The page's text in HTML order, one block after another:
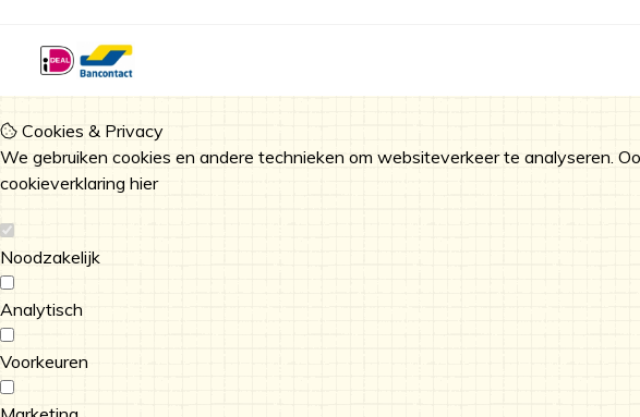
Cookies & Privacy
We gebruiken cookies en andere technieken om websiteverkeer te analyseren.
cookieverklaring hier
Noodzakelijk
Analytisch
Voorkeuren